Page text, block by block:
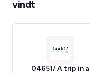
vindt
04651/ A trip in a